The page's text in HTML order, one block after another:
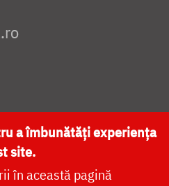
CATEDRALA NAȚIONALĂ
a îmbunătăți experiența
site.
în această pagină